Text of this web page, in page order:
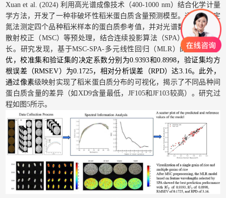
Xuan et al. (2024) 利用高光谱成像技术（400-1000 nm）结合化学计量
学方法，开发了一种非破坏性稻米蛋白质含量预测模型。通过凯氏定
氮法测定四个品种稻米样本的蛋白质参考值，并对光谱数据进行乘性
散射校正（MSC）等预处理，结合连续投影算法（SPA）筛选特征波
长。研究发现，基于MSC-SPA-多元线性回归（MLR）的模型表现 *
优，校准集和验证集的决定系数分别为0.9393和0.8998，验证集均方
根误差（RMSEV）为0.1725，相对分析误差（RPD）达3.16。此外，
通过像素级映射实现了稻米蛋白质分布的可视化，揭示了不同品种间
蛋白质含量的差异（如XD9含量最低，JF105和JF103较高）。研究过
程如图5所示。